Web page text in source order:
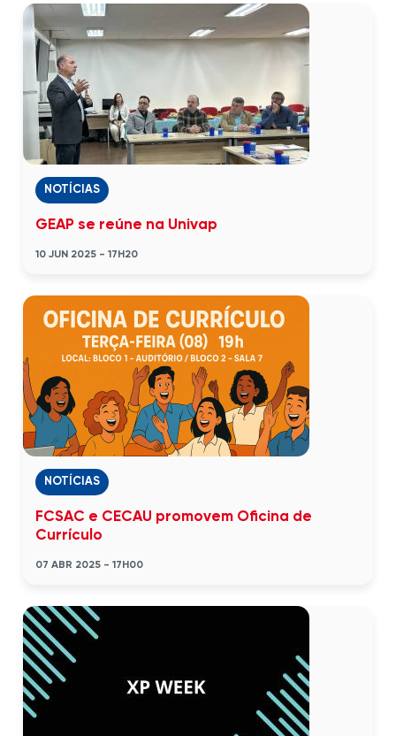
NOTÍCIAS
GEAP se reúne na Univap
10 JUN 2025 - 17H20
NOTÍCIAS
FCSAC e CECAU promovem Oficina de
Currículo
07 ABR 2025 - 17H00